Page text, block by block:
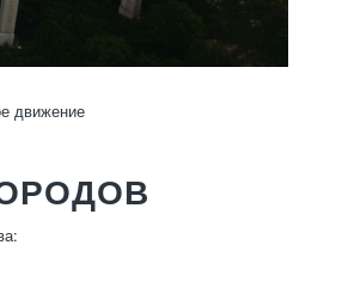
движение